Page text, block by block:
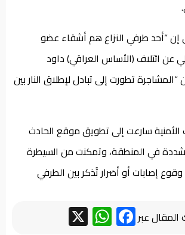
“أحد طرفي النزاع هم أشقاء عضو
عن ائتلاف (الأساس العراقي) داود
“المشاجرة تطورت إلى تبادل لإطلاق النار بين
سارعت إلى تطويق موقع الحادث
في المنطقة، وتمكنت من السيطرة
إصابات أو أضرار تُذكر بين الطرفي
المقال عبر Facebook
WhatsApp